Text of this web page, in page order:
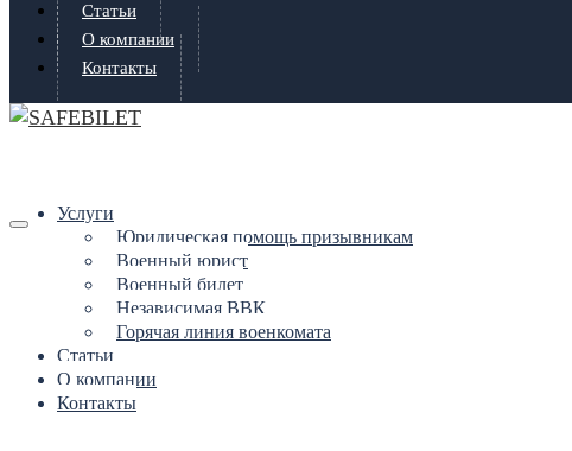
Статьи
О компании
Контакты
Услуги
Юридическая помощь призывникам
Военный юрист
Военный билет
Независимая ВВК
Горячая линия военкомата
Статьи
О компании
Контакты